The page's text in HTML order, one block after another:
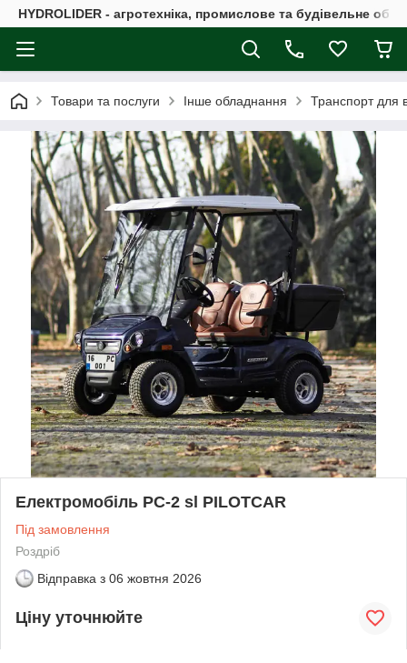
HYDROLIDER - агротехніка, промислове та будівельне
Товари та послуги Інше обладнання Транспорт для
Електромобіль PC-2 sl PILOTCAR
Під замовлення
Роздріб
Відправка з 06 жовтня 2026
Ціну уточнюйте